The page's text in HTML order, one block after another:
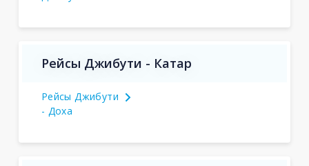
Рейсы Джибути - Катар
Рейсы Джибути
- Доха